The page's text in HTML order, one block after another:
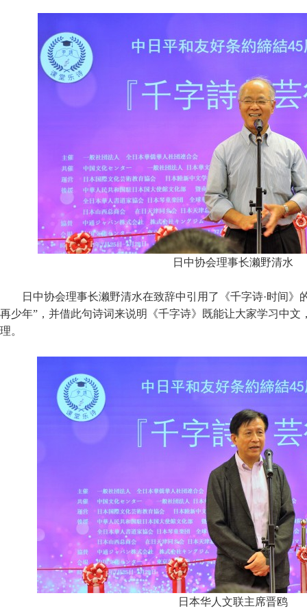
日中协会理事长濑野清水
日中协会理事长濑野清水在致辞中引用了《千字诗·时间》
再少年”，并借此句诗词来说明《千字诗》既能让大家学习中
理。
日本华人文联主席晋鸥